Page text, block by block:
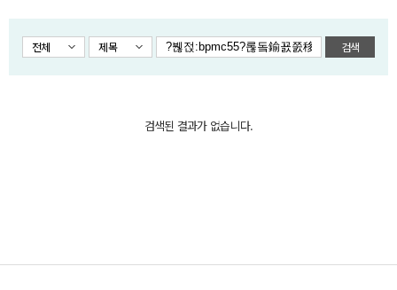
전체 제목 검색
검색된 결과가 없습니다.